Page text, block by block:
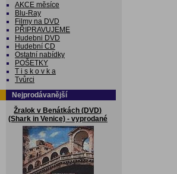
AKCE měsíce
Blu-Ray
Filmy na DVD
PŘIPRAVUJEME
Hudebni DVD
Hudební CD
Ostatní nabídky
POŠETKY
T i s k o v k a
Tvůrci
Nejprodávanější
Žralok v Benátkách (DVD)
(Shark in Venice) - vyprodané